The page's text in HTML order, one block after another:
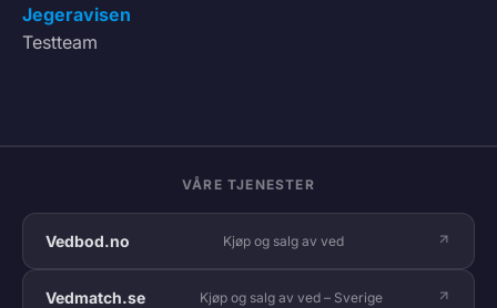
Jegeravisen
Testteam
VÅRE TJENESTER
Vedbod.no Kjøp og salg av ved
Vedmatch.se Kjøp og salg av ved – Sverige